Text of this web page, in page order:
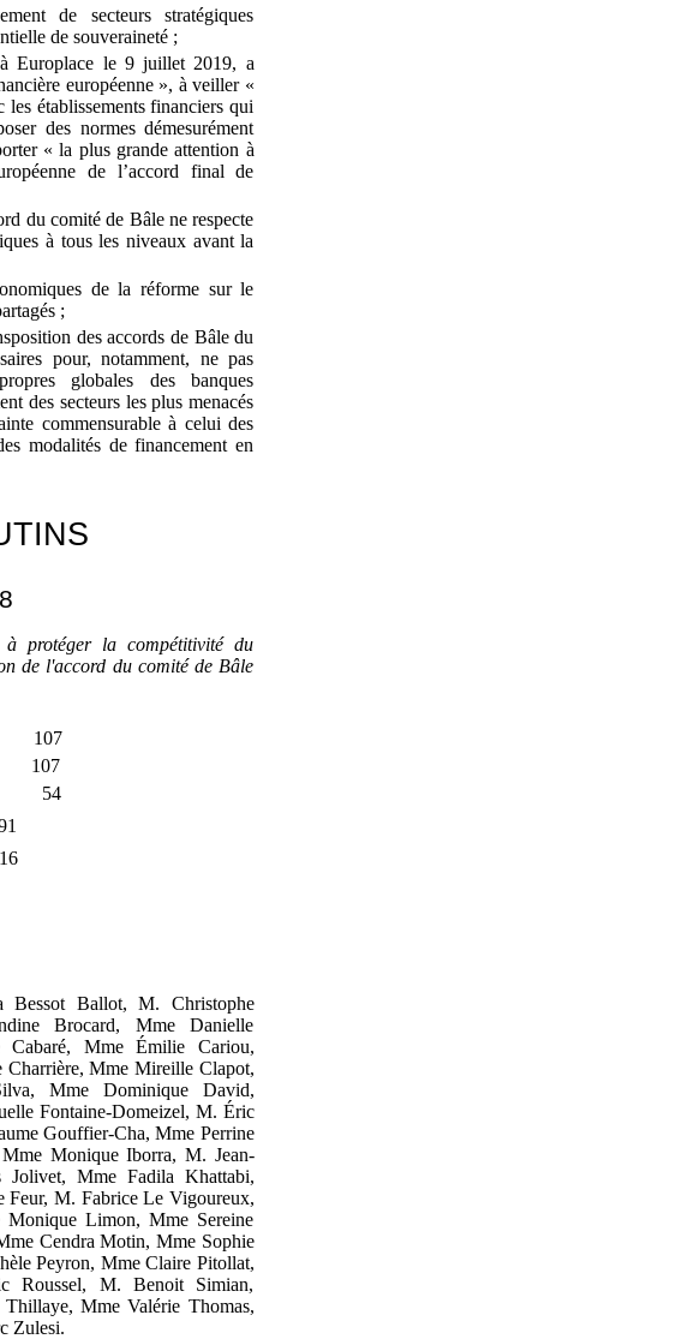
de secteurs stratégiques
de souveraineté ;
Europlace le 9 juillet 2019, a
européenne », à veiller «
les établissements financiers qui
des normes démesurément
« la plus grande attention à
de l’accord final de
du comité de Bâle ne respecte
à tous les niveaux avant la
de la réforme sur le
;
des accords de Bâle du
pour, notamment, ne pas
globales des banques
des secteurs les plus menacés
commensurable à celui des
modalités de financement en
protéger la compétitivité du
de l'accord du comité de Bâle
107
107
54
16
Bessot Ballot, M.
Christophe
Brocard, Mme
Danielle
Cabaré, Mme
Émilie Cariou,
Charrière, Mme Mireille Clapot,
Mme
Dominique David,
Fontaine-Domeizel, M. Éric
Gouffier-Cha, Mme Perrine
Monique Iborra, M. Jean-
Jolivet, Mme Fadila Khattabi,
Feur, M. Fabrice Le Vigoureux,
Monique Limon, Mme Sereine
Cendra Motin, Mme Sophie
Peyron, Mme Claire Pitollat,
Roussel, M.
Benoit Simian,
Thillaye, Mme Valérie Thomas,
Zulesi.